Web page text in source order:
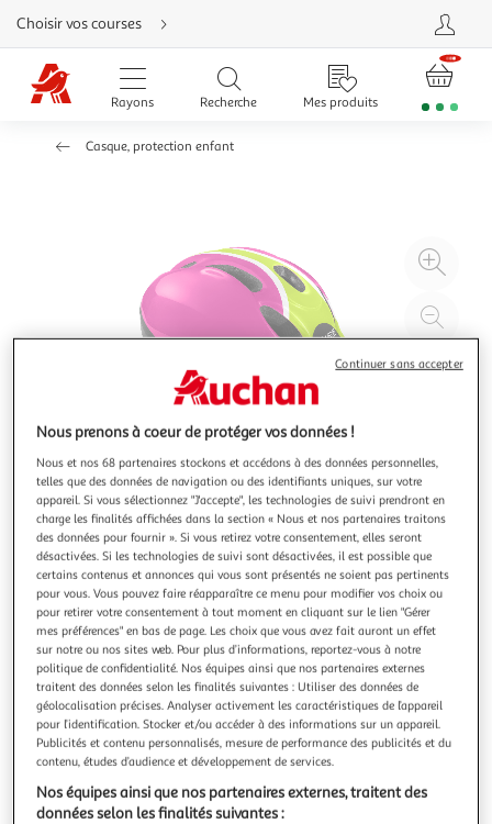
Aller
directement
au
contenu
Aller
directement
Aller
Choisir vos courses
Rayons Recherche Mes produits
Casque, protection enfant
à
Illustration
précédente
Illustration
suivante
SKIDS CONTROL
Casque enfant Rose - 52/56 cm
Taille 52-56
En savoir +
Vendu parAuchan
Livr. ou retrait dès 2/3 jours
A partir de 3,00€ - Retrait offert dès 35€
Nous prenons à coeur de protéger vos données !
Nous et nos 68 partenaires stockons et accédons à des données personnelles,
telles que des données de navigation ou des identifiants uniques, sur votre
appareil. Si vous sélectionnez "J'accepte", les technologies de suivi prendront en
charge les finalités affichées dans la section « Nous et nos partenaires traitons
des données pour fournir ». Si vous retirez votre consentement, elles seront
désactivées. Si les technologies de suivi sont désactivées, il est possible que
certains contenus et annonces qui vous sont présentés ne soient pas pertinents
pour vous. Vous pouvez faire réapparaître ce menu pour modifier vos choix ou
pour retirer votre consentement à tout moment en cliquant sur le lien "Gérer
mes préférences" en bas de page. Les choix que vous avez fait auront un effet
sur notre ou nos sites web. Pour plus d’informations, reportez-vous à notre
politique de confidentialité. Nos équipes ainsi que nos partenaires externes
traitent des données selon les finalités suivantes : Utiliser des données de
géolocalisation précises. Analyser activement les caractéristiques de l’appareil
pour l’identification. Stocker et/ou accéder à des informations sur un appareil.
Publicités et contenu personnalisés, mesure de performance des publicités et du
contenu, études d’audience et développement de services.
Nos équipes ainsi que nos partenaires externes, traitent des
données selon les finalités suivantes :
Continuer sans accepter